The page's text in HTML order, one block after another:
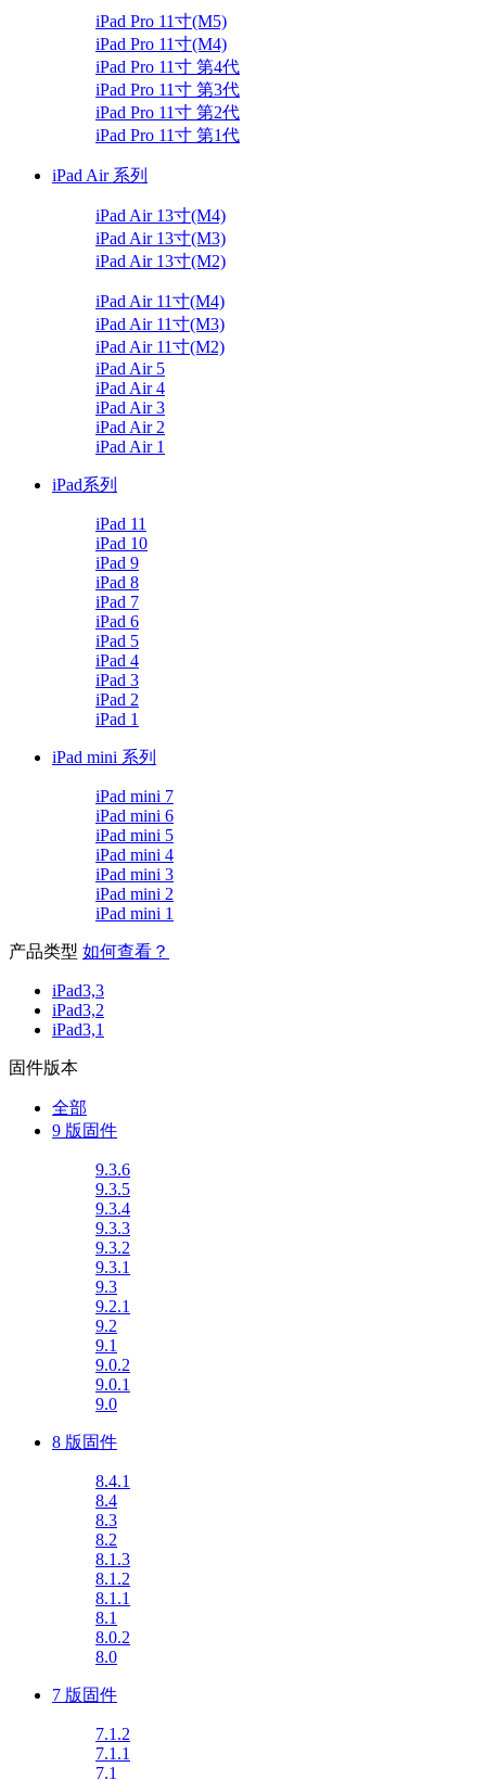
iPad Pro 11寸(M5)
iPad Pro 11寸(M4)
iPad Pro 11寸 第4代
iPad Pro 11寸 第3代
iPad Pro 11寸 第2代
iPad Pro 11寸 第1代
iPad Air 系列
iPad Air 13寸(M4)
iPad Air 13寸(M3)
iPad Air 13寸(M2)
iPad Air 11寸(M4)
iPad Air 11寸(M3)
iPad Air 11寸(M2)
iPad Air 5
iPad Air 4
iPad Air 3
iPad Air 2
iPad Air 1
iPad系列
iPad 11
iPad 10
iPad 9
iPad 8
iPad 7
iPad 6
iPad 5
iPad 4
iPad 3
iPad 2
iPad 1
iPad mini 系列
iPad mini 7
iPad mini 6
iPad mini 5
iPad mini 4
iPad mini 3
iPad mini 2
iPad mini 1
产品类型 如何查看？
iPad3,3
iPad3,2
iPad3,1
固件版本
全部
9 版固件
9.3.6
9.3.5
9.3.4
9.3.3
9.3.2
9.3.1
9.3
9.2.1
9.2
9.1
9.0.2
9.0.1
9.0
8 版固件
8.4.1
8.4
8.3
8.2
8.1.3
8.1.2
8.1.1
8.1
8.0.2
8.0
7 版固件
7.1.2
7.1.1
7.1